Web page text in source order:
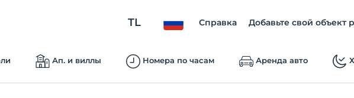
TL Справка Добавьте свой объект
Ап. и виллы Номера по часам Аренда авто